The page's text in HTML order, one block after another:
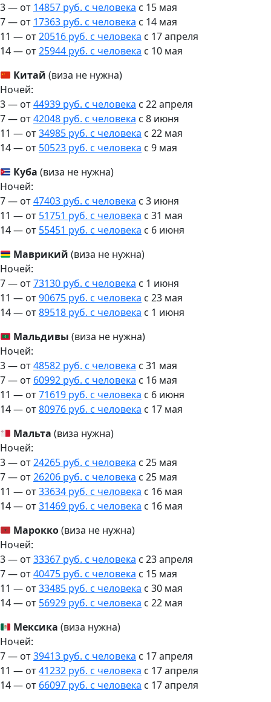
3 — от 14857 руб. с человека c 15 мая
7 — от 17363 руб. с человека c 14 мая
11 — от20516 руб. с человека c 17 апреля
14 — от25944 руб. с человека c 10 мая
Китай (виза не нужна)
Ночей:
3 — от44939 руб. с человека c 22 апреля
7 — от42048 руб. с человека c 8 июня
11 — от34985 руб. с человека c 22 мая
14 — от 50523 руб. с человека c 9 мая
Куба (виза не нужна)
Ночей:
7 — от47403 руб. с человека c 3 июня
11 — от 51751 руб. с человека c 31 мая
14 — от 55451 руб. с человека c 6 июня
Маврикий (виза не нужна)
Ночей:
7 — от73130 руб. с человека c 1 июня
11 — от90675 руб. с человека c 23 мая
14 — от89518 руб. с человека c 1 июня
Мальдивы (виза не нужна)
Ночей:
3 — от48582 руб. с человека c 31 мая
7 — от 60992 руб. с человека c 16 мая
11 — от71619 руб. с человека c 6 июня
14 — от80976 руб. с человека c 17 мая
Мальта (виза нужна)
Ночей:
3 — от24265 руб. с человека c 25 мая
7 — от26206 руб. с человека c 25 мая
11 — от33634 руб. с человека c 16 мая
14 — от31469 руб. с человека c 16 мая
Марокко(виза не нужна)
Ночей:
3 — от33367 руб. с человека c 23 апреля
7 — от40475 руб. с человека c 15 мая
11 — от33485 руб. с человека c 30 мая
14 — от 56929 руб. с человека c 22 мая
Мексика (виза нужна)
Ночей:
7 — от39413 руб. с человека c 17 апреля
11 — от41232 руб. с человека c 17 апреля
14 — от 66097 руб. с человека c 17 апреля